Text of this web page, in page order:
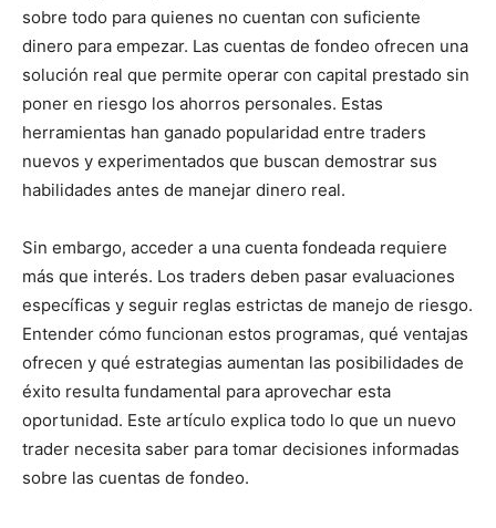
sobre todo para quienes no cuentan con suficiente
dinero para empezar. Las cuentas de fondeo ofrecen una
solución real que permite operar con capital prestado sin
poner en riesgo los ahorros personales. Estas
herramientas han ganado popularidad entre traders
nuevos y experimentados que buscan demostrar sus
habilidades antes de manejar dinero real.
Sin embargo, acceder a una cuenta fondeada requiere
más que interés. Los traders deben pasar evaluaciones
específicas y seguir reglas estrictas de manejo de riesgo.
Entender cómo funcionan estos programas, qué ventajas
ofrecen y qué estrategias aumentan las posibilidades de
éxito resulta fundamental para aprovechar esta
oportunidad. Este artículo explica todo lo que un nuevo
trader necesita saber para tomar decisiones informadas
sobre las cuentas de fondeo.